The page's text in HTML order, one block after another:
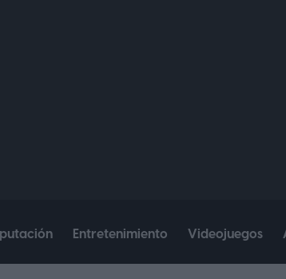
Entretenimiento Videojuegos